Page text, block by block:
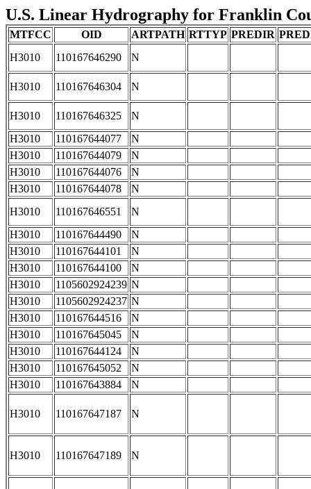
U.S. Linear Hydrography for Franklin
MTFCC OID ARTPATH RTTYP PREDIR
H3010
110167646290 N
H3010 110167646304 N
H3010 110167646325
N
H3010
110167644077
N
H3010
110167644079
N
H3010
110167644076
N
H3010
110167644078
N
H3010
110167646551
N
H3010
110167644490
N
H3010
110167644101
N
H3010
110167644100
N
H3010
1105602924239 N
H3010
1105602924237 N
H3010
110167644516
N
H3010
110167645045
N
H3010
110167644124
N
H3010
110167645052
N
H3010
110167643884 N
H3010 110167647187 N
H3010 110167647189 N